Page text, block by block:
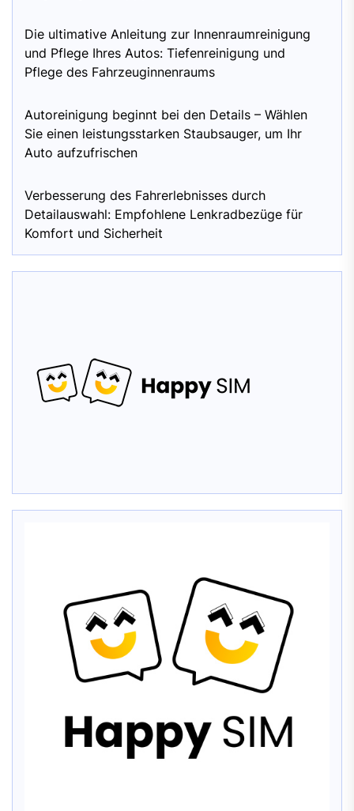
Die ultimative Anleitung zur Innenraumreinigung
und Pflege Ihres Autos: Tiefenreinigung und
Pflege des Fahrzeuginnenraums
Autoreinigung beginnt bei den Details – Wählen
Sie einen leistungsstarken Staubsauger, um Ihr
Auto aufzufrischen
Verbesserung des Fahrerlebnisses durch
Detailauswahl: Empfohlene Lenkradbezüge für
Komfort und Sicherheit